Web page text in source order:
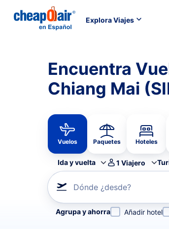
Explora Viajes
Encuentra
Chiang Mai
Vuelos Paquetes Hoteles
Ida y vuelta 1 Viajero
Dónde ¿desde?
Refina tu búsqueda por aerolínea,
Agrupa y ahorra Añadir hotel